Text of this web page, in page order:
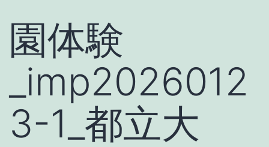
園体験
_imp2026012
3-1_都立大